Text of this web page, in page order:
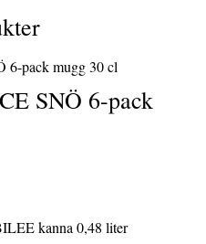
SNÖ 6-pack